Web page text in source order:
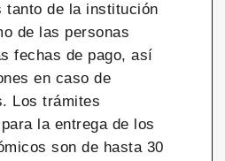
tanto de la institución
de las personas
fechas de pago, así
en caso de
Los trámites
la entrega de los
son de hasta 30